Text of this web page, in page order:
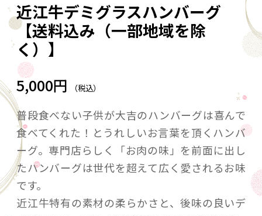
近江牛デミグラスハンバーグ
【送料込み（一部地域を除
く）】
5,000円 （税込）
普段食べない子供が大吉のハンバーグは喜んで
食べてくれた！とうれしいお言葉を頂くハンバ
ーグ。専門店らしく「お肉の味」を前面に出し
たハンバーグは世代を超えて広く愛されるお味
です。
近江牛特有の素材の柔らかさと、後味の良いデ